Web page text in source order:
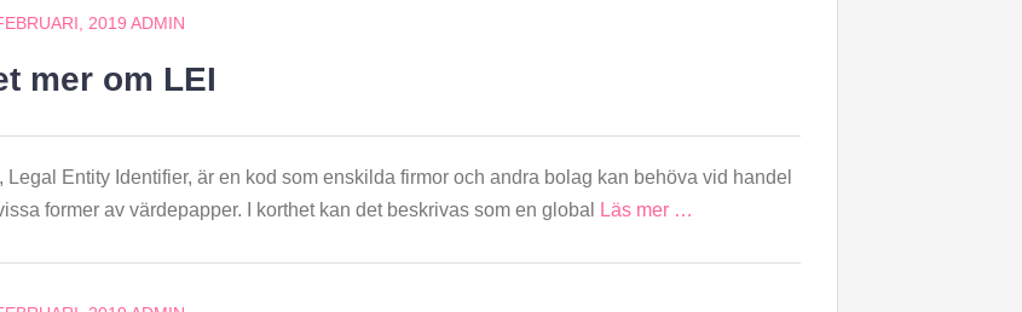
2019 ADMIN
mer om LEI
Legal Entity Identifier, är en kod som enskilda firmor och andra bolag kan behöva vid handel
former av värdepapper. I korthet kan det beskrivas som en global
Läs mer …